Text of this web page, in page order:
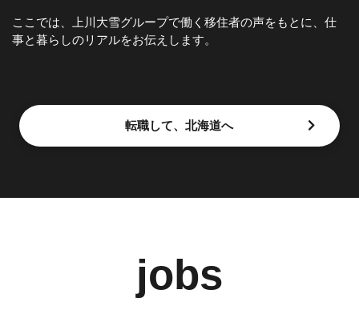
ここでは、上川大雪グループで働く移住者の声をもとに、仕
事と暮らしのリアルをお伝えします。
転職して、北海道へ
jobs